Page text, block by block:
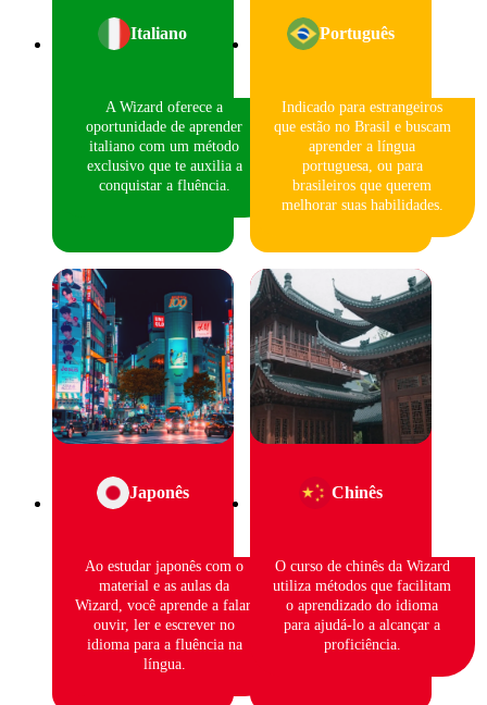
Italiano
A Wizard oferece a
oportunidade de aprender
italiano com um método
exclusivo que te auxilia a
conquistar a fluência.
Português
Indicado para estrangeiros
que estão no Brasil e buscam
aprender a língua
portuguesa, ou para
brasileiros que querem
melhorar suas habilidades.
Japonês
Ao estudar japonês com o
material e as aulas da
Wizard, você aprende a falar,
ouvir, ler e escrever no
idioma para a fluência na
língua.
Chinês
O curso de chinês da Wizard
utiliza métodos que facilitam
o aprendizado do idioma
para ajudá-lo a alcançar a
proficiência.